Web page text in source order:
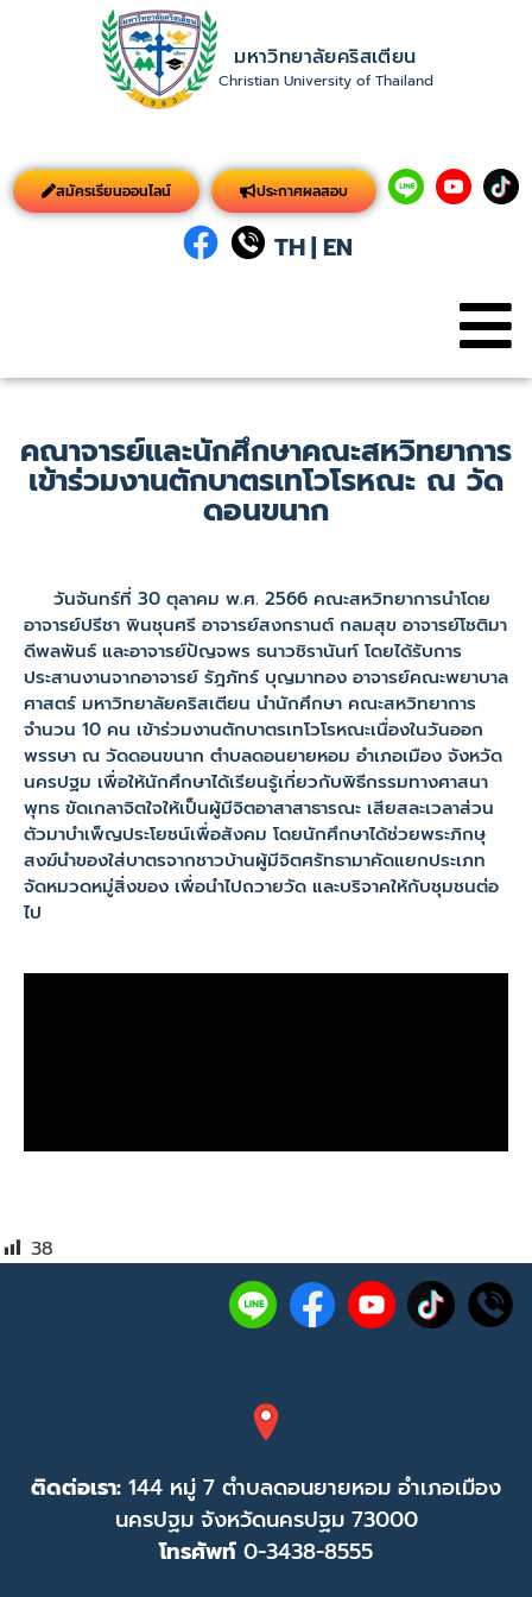
มหาวิทยาลัยคริสเตียน
Christian University of Thailand
สมัครเรียนออนไลน์ ประกาศผลสอบ
TH| EN
คณาจารย์และนักศึกษาคณะสหวิทยาการ
เข้าร่วมงานตักบาตรเทโวโรหณะ ณ วัด
ดอนขนาก
วันจันทร์ที่ 30 ตุลาคม พ.ศ. 2566 คณะสหวิทยาการนำโดย
อาจารย์ปรีชา พินชุนศรี อาจารย์สงกรานต์ กลมสุข อาจารย์โชติมา
ดีพลพันธ์ และอาจารย์ปัญจพร ธนาวชิรานันท์ โดยได้รับการ
ประสานงานจากอาจารย์ รัฎภัทร์ บุญมาทอง อาจารย์คณะพยาบาล
ศาสตร์ มหาวิทยาลัยคริสเตียน นำนักศึกษา คณะสหวิทยาการ
จำนวน 10 คน เข้าร่วมงานตักบาตรเทโวโรหณะเนื่องในวันออก
พรรษา ณ วัดดอนขนาก ตำบลดอนยายหอม อำเภอเมือง จังหวัด
นครปฐม เพื่อให้นักศึกษาได้เรียนรู้เกี่ยวกับพิธีกรรมทางศาสนา
พุทธ ขัดเกลาจิตใจให้เป็นผู้มีจิตอาสาสาธารณะ เสียสละเวลาส่วน
ตัวมาบำเพ็ญประโยชน์เพื่อสังคม โดยนักศึกษาได้ช่วยพระภิกษุ
สงฆ์นำของใส่บาตรจากชาวบ้านผู้มีจิตศรัทธามาคัดแยกประเภท
จัดหมวดหมู่สิ่งของ เพื่อนำไปถวายวัด และบริจาคให้กับชุมชนต่อ
ไป
38
ติดต่อเรา: 144 หมู่ 7 ตำบลดอนยายหอม อำเภอเมือง
นครปฐม จังหวัดนครปฐม 73000
โทรศัพท์ 0-3438-8555